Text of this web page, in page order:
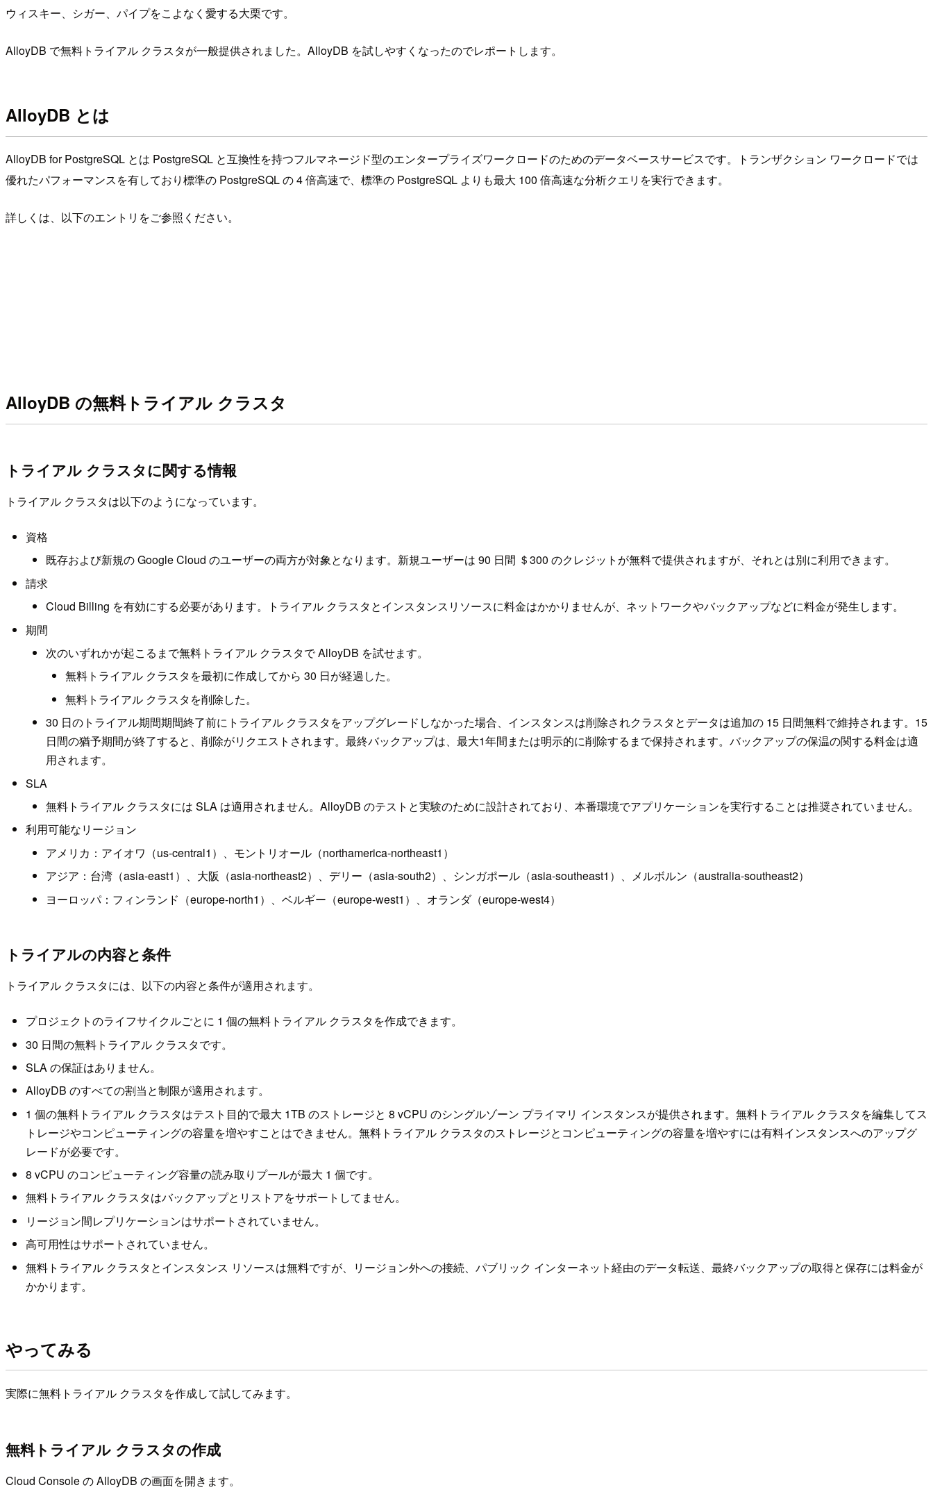
ウィスキー、シガー、パイプをこよなく愛する大栗です。
AlloyDB で無料トライアル クラスタが一般提供されました。AlloyDB を試しやすくなったのでレポートします。
AlloyDB とは
AlloyDB for PostgreSQL とは PostgreSQL と互換性を持つフルマネージド型のエンタープライズワークロードのためのデータベースサービスです。トランザクション ワークロードでは
優れたパフォーマンスを有しており標準の PostgreSQL の 4 倍高速で、標準の PostgreSQL よりも最大 100 倍高速な分析クエリを実行できます。
詳しくは、以下のエントリをご参照ください。
AlloyDB の無料トライアル クラスタ
トライアル クラスタに関する情報
トライアル クラスタは以下のようになっています。
資格
既存および新規の Google Cloud のユーザーの両方が対象となります。新規ユーザーは 90 日間 ＄300 のクレジットが無料で提供されますが、それとは別に利用できます。
請求
Cloud Billing を有効にする必要があります。トライアル クラスタとインスタンスリソースに料金はかかりませんが、ネットワークやバックアップなどに料金が発生します。
期間
次のいずれかが起こるまで無料トライアル クラスタで AlloyDB を試せます。
無料トライアル クラスタを最初に作成してから 30 日が経過した。
無料トライアル クラスタを削除した。
30 日のトライアル期間期間終了前にトライアル クラスタをアップグレードしなかった場合、インスタンスは削除されクラスタとデータは追加の 15 日間無料で維持されます。15
日間の猶予期間が終了すると、削除がリクエストされます。最終バックアップは、最大1年間または明示的に削除するまで保持されます。バックアップの保温の関する料金は適
用されます。
SLA
無料トライアル クラスタには SLA は適用されません。AlloyDB のテストと実験のために設計されており、本番環境でアプリケーションを実行することは推奨されていません。
利用可能なリージョン
アメリカ：アイオワ（us-central1）、モントリオール（northamerica-northeast1）
アジア：台湾（asia-east1）、大阪（asia-northeast2）、デリー（asia-south2）、シンガポール（asia-southeast1）、メルボルン（australia-southeast2）
ヨーロッパ：フィンランド（europe-north1）、ベルギー（europe-west1）、オランダ（europe-west4）
トライアルの内容と条件
トライアル クラスタには、以下の内容と条件が適用されます。
プロジェクトのライフサイクルごとに 1 個の無料トライアル クラスタを作成できます。
30 日間の無料トライアル クラスタです。
SLA の保証はありません。
AlloyDB のすべての割当と制限が適用されます。
1 個の無料トライアル クラスタはテスト目的で最大 1TB のストレージと 8 vCPU のシングルゾーン プライマリ インスタンスが提供されます。無料トライアル クラスタを編集してス
トレージやコンピューティングの容量を増やすことはできません。無料トライアル クラスタのストレージとコンピューティングの容量を増やすには有料インスタンスへのアップグ
レードが必要です。
8 vCPU のコンピューティング容量の読み取りプールが最大 1 個です。
無料トライアル クラスタはバックアップとリストアをサポートしてません。
リージョン間レプリケーションはサポートされていません。
高可用性はサポートされていません。
無料トライアル クラスタとインスタンス リソースは無料ですが、リージョン外への接続、パブリック インターネット経由のデータ転送、最終バックアップの取得と保存には料金が
かかります。
やってみる
実際に無料トライアル クラスタを作成して試してみます。
無料トライアル クラスタの作成
Cloud Console の AlloyDB の画面を開きます。